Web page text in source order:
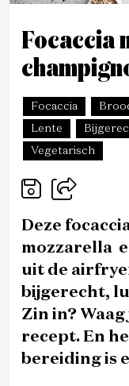
Focaccia
Focaccia
Lente
Vegetarisch
Deze
mozzarella
uit de
bijgerecht,
Zin in?
recept. En
bereiding is